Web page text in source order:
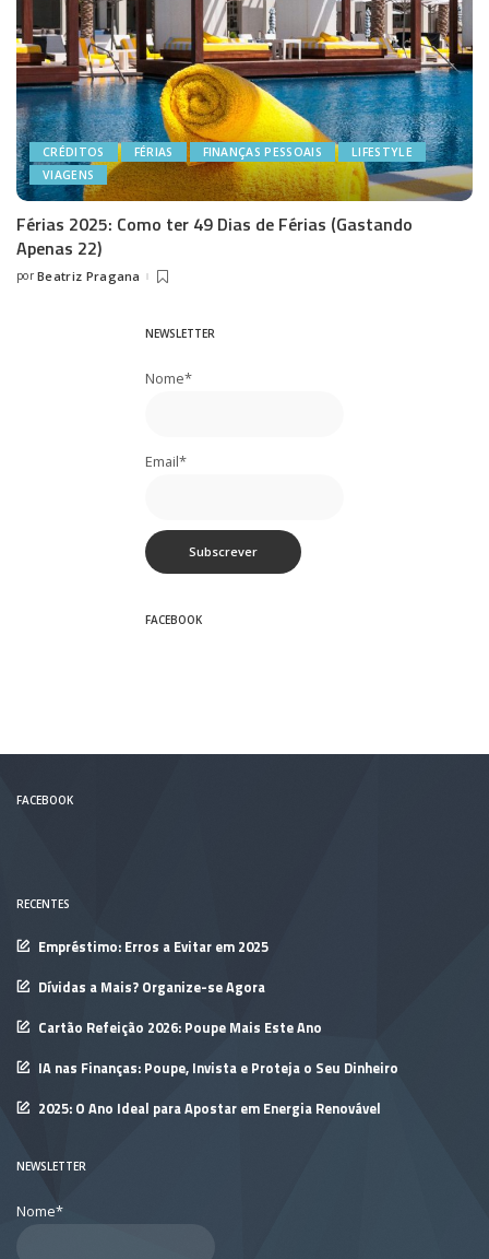
CRÉDITOS FÉRIAS FINANÇAS PESSOAIS
LIFESTYLE
VIAGENS
Férias 2025: Como ter 49 Dias de Férias (Gastando
Apenas 22)
Posted
por Beatriz Pragana
NEWSLETTER
Nome*
Email*
FACEBOOK
FACEBOOK
RECENTES
Empréstimo: Erros a Evitar em 2025
Dívidas a Mais? Organize-se Agora
Cartão Refeição 2026: Poupe Mais Este Ano
IA nas Finanças: Poupe, Invista e Proteja o Seu Dinheiro
2025: O Ano Ideal para Apostar em Energia Renovável
NEWSLETTER
Nome*